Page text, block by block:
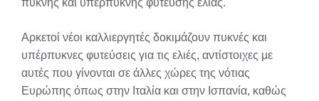
πυκνής και υπέρπυκνης φύτευσης ελιάς.
Αρκετοί νέοι καλλιεργητές δοκιμάζουν πυκνές και
υπέρπυκνες φυτεύσεις για τις ελιές, αντίστοιχες με
αυτές που γίνονται σε άλλες χώρες της νότιας
Ευρώπης όπως στην Ιταλία και στην Ισπανία, καθώς